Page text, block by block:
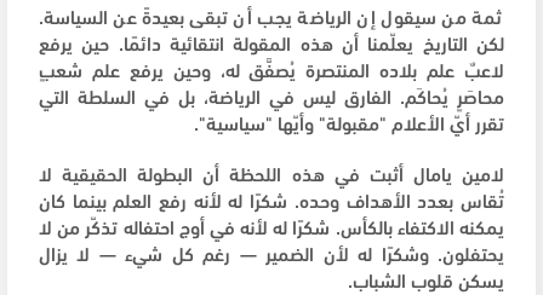
ثمة من سيقول إن الرياضة يجب أن تبقى بعيدةً عن السياسة.
لكن التاريخ يعلّمنا أن هذه المقولة انتقائية دائمًا. حين يرفع
لاعبٌ علم بلاده المنتصرة يُصفَّق له، وحين يرفع علم شعبٍ
محاصَرٍ يُحاكَم. الفارق ليس في الرياضة، بل في السلطة التي
تقرر أيّ الأعلام "مقبولة" وأيّها "سياسية".
لامين يامال أثبت في هذه اللحظة أن البطولة الحقيقية لا
تُقاس بعدد الأهداف وحده. شكرًا له لأنه رفع العلم بينما كان
يمكنه الاكتفاء بالكأس. شكرًا له لأنه في أوج احتفاله تذكّر من لا
يحتفلون. وشكرًا له لأن الضمير — رغم كل شيء — لا يزال
يسكن قلوب الشباب.